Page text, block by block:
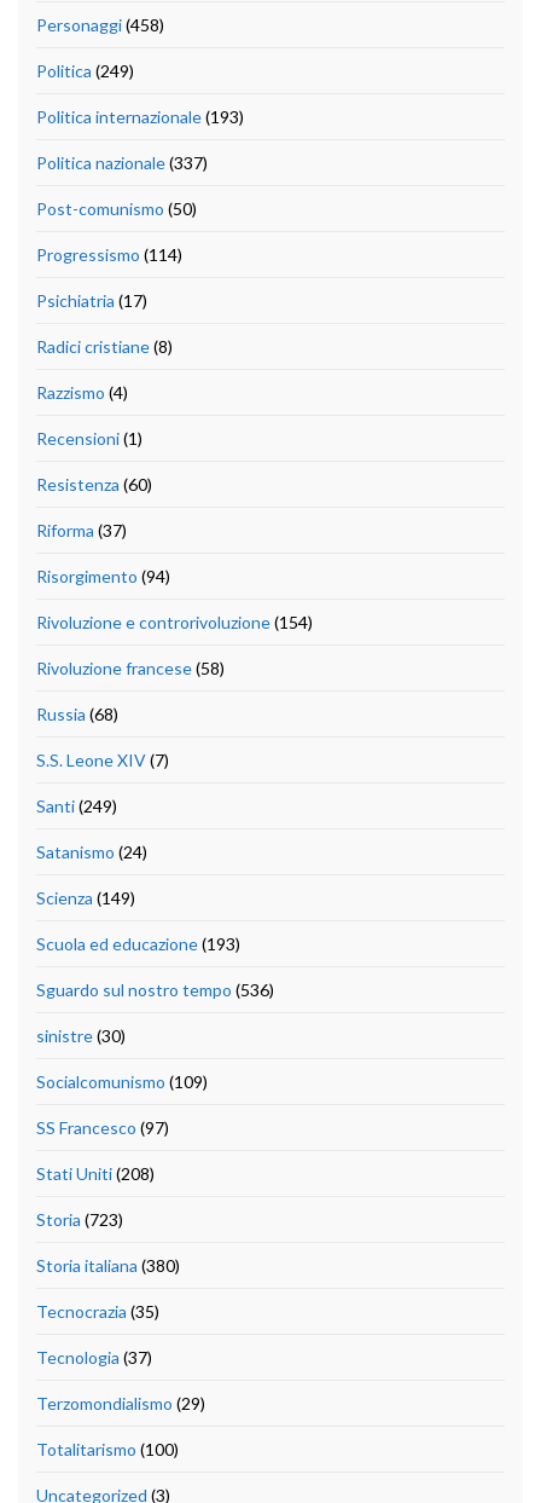
Personaggi(458)
Politica (249)
Politica internazionale(193)
Politica nazionale(337)
Post-comunismo (50)
Progressismo (114)
Psichiatria (17)
Radici cristiane(8)
Razzismo (4)
Recensioni(1)
Resistenza (60)
Riforma (37)
Risorgimento (94)
Rivoluzione e controrivoluzione(154)
Rivoluzione francese(58)
Russia (68)
S.S. Leone XIV(7)
Santi(249)
Satanismo (24)
Scienza (149)
Scuola ed educazione(193)
Sguardo sul nostro tempo (536)
sinistre(30)
Socialcomunismo (109)
SS Francesco (97)
Stati Uniti(208)
Storia (723)
Storia italiana (380)
Tecnocrazia (35)
Tecnologia (37)
Terzomondialismo (29)
Totalitarismo (100)
Uncategorized (3)